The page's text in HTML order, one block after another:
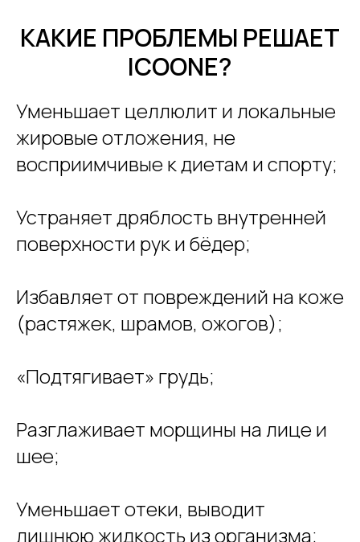
КАКИЕ ПРОБЛЕМЫ РЕШАЕТ
ICOONE?
Уменьшает целлюлит и локальные
жировые отложения, не
восприимчивые к диетам и спорту;
Устраняет дряблость внутренней
поверхности рук и бёдер;
Избавляет от повреждений на коже
(растяжек, шрамов, ожогов);
«Подтягивает» грудь;
Разглаживает морщины на лице и
шее;
Уменьшает отеки, выводит
лишнюю жидкость из организма;